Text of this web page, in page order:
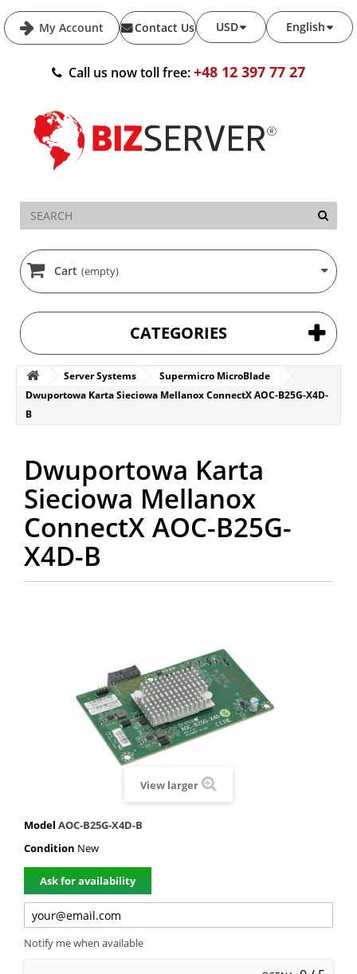
My Account English
USD
Contact Us
Call us now toll free:+48 12 397 77 27
Cart (empty)
CATEGORIES
Server Systems
Supermicro MicroBlade
Dwuportowa Karta Sieciowa Mellanox ConnectX AOC-B25G-X4D-
B
Dwuportowa Karta
Sieciowa Mellanox
ConnectX AOC-B25G-
X4D-B
View larger
Model AOC-B25G-X4D-B
Condition New
Ask for availability
Notify me when available